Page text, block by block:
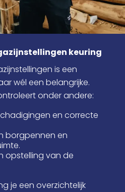
keuring
is een
wél een belangrijke.
onder andere:
en correcte
borgpennen en
opstelling van de
je een overzichtelijk